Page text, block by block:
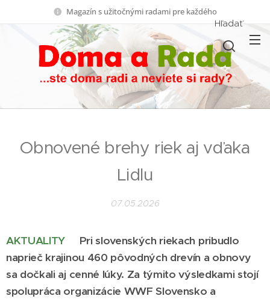
Magazín s užitočnými radami pre každého
Hľadať
Obnovené brehy riek aj vďaka
Lidlu
07.05.2026
AKTUALITY
Pri slovenských riekach pribudlo
naprieč krajinou 460 pôvodných drevín a obnovy
sa dočkali aj cenné lúky. Za týmito výsledkami stojí
spolupráca organizácie WWF Slovensko a